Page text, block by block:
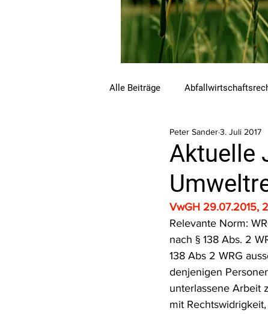
Alle Beiträge
Beihilfen und Förderungen
Luftreinhalterecht
Verfahrensrecht
Aktuelle
Peter Sander3. Juli 2017
VwGH 29.07.2015,
Relevante Norm:
nach § 138 Abs. 2
138 Abs 2 WRG
denjenigen
unterlassene Arbeit
mit